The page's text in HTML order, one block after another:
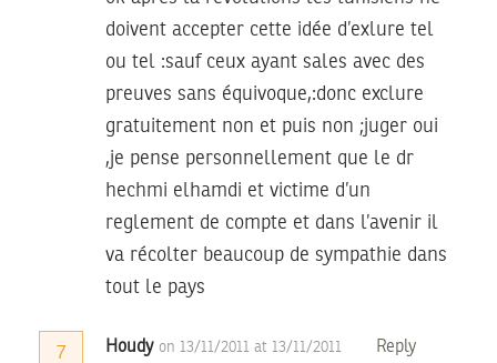
doivent accepter cette idée d’exlure tel
ou tel :sauf ceux ayant sales avec des
preuves sans équivoque,:donc exclure
gratuitement non et puis non ;juger oui
,je pense personnellement que le dr
hechmi elhamdi et victime d’un
reglement de compte et dans l’avenir il
va récolter beaucoup de sympathie dans
tout le pays
7 Houdy on 13/11/2011 at 13/11/2011 Reply